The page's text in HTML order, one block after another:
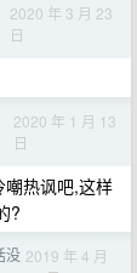
2020 年 3 月 23
日
2020 年 1 月 13
日
热讽吧,这样
?
没 2019 年 4 月